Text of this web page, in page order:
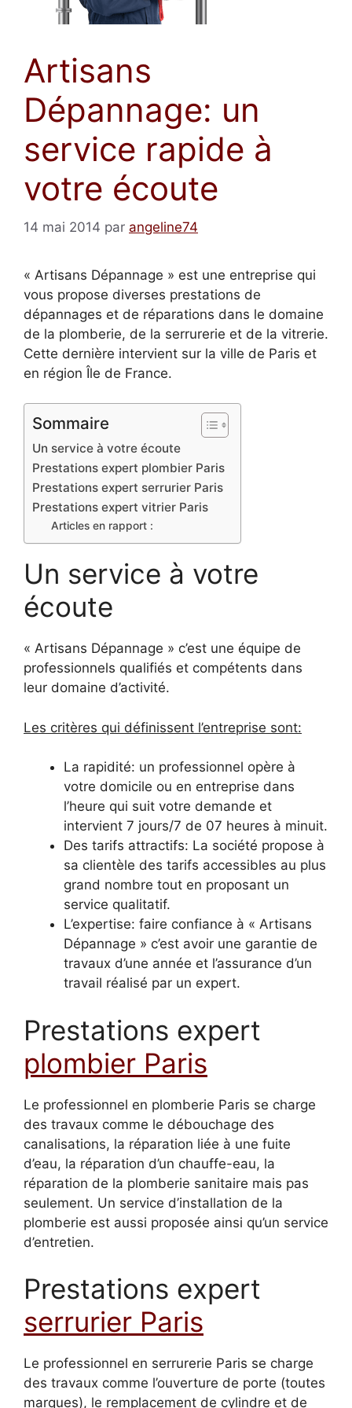
Artisans
Dépannage: un
service rapide à
votre écoute
14 mai 2014 par angeline74
« Artisans Dépannage » est une entreprise qui
vous propose diverses prestations de
dépannages et de réparations dans le domaine
de la plomberie, de la serrurerie et de la vitrerie.
Cette dernière intervient sur la ville de Paris et
en région Île de France.
Sommaire
Un service à votre écoute
Prestations expert plombier Paris
Prestations expert serrurier Paris
Prestations expert vitrier Paris
Articles en rapport :
Un service à votre
écoute
« Artisans Dépannage » c’est une équipe de
professionnels qualifiés et compétents dans
leur domaine d’activité.
Les critères qui définissent l’entreprise sont:
La rapidité: un professionnel opère à
votre domicile ou en entreprise dans
l’heure qui suit votre demande et
intervient 7 jours/7 de 07 heures à minuit.
Des tarifs attractifs: La société propose à
sa clientèle des tarifs accessibles au plus
grand nombre tout en proposant un
service qualitatif.
L’expertise: faire confiance à « Artisans
Dépannage » c’est avoir une garantie de
travaux d’une année et l’assurance d’un
travail réalisé par un expert.
Prestations expert
plombier Paris
Le professionnel en plomberie Paris se charge
des travaux comme le débouchage des
canalisations, la réparation liée à une fuite
d’eau, la réparation d’un chauffe-eau, la
réparation de la plomberie sanitaire mais pas
seulement. Un service d’installation de la
plomberie est aussi proposée ainsi qu’un service
d’entretien.
Prestations expert
serrurier Paris
Le professionnel en serrurerie Paris se charge
des travaux comme l’ouverture de porte (toutes
marques), le remplacement de cylindre et de